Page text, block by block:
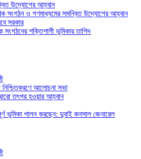
উদ্যোগের আহ্বান
সংগঠন ও গণমাধ্যমের সমন্বিত উদ্যোগের আহ্বান
সরকার
শক্তিশালী ভূমিকার তাগিদ
আলোচনা সভা
আরো তৎপর হওয়ার আহ্বান
ভূমিকা পালন করছেন: দুবাই কনসাল জেনারেল